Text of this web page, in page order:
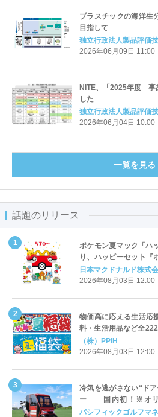
プラスチックの海洋生
目指して
独立行政法人製品評価
2026年06月09日 11:00
NITE、「2025年度 事
した
独立行政法人製品評価
2026年06月04日 10:00
一覧を見る
話題のリリース
ポケモン夏マック「ハ
り、ハッピーセット『
定登場
日本マクドナルド株式
2026年08月03日 12:00
物価高に応える生活応
料・生活用品など全
「夏福袋」＆セール 8
（株）PPIH
2026年08月03日 12:00
冷気を逃がさない“ド
ー 国内初！※オリ
Cart（エアコンカー
パシフィックゴルフマ